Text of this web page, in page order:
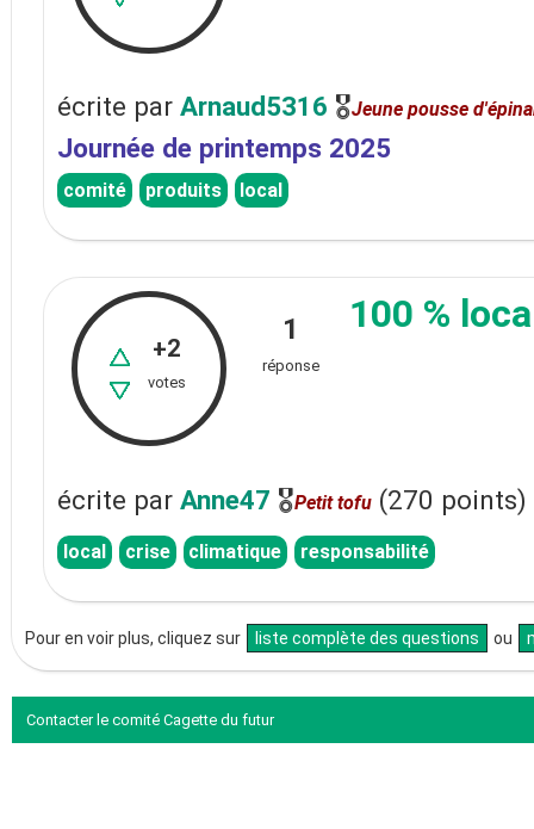
écrite parArnaud5316 🎖Jeune pousse
Journée de printemps 2025
comité produits local
+2
votes
1
réponse
100 %
écrite parAnne47 🎖Petit tofu (270 points)
local crise climatique responsabilité
Pour en voir plus, cliquez sur liste complète des questions ou
Contacter le comité Cagette du futur